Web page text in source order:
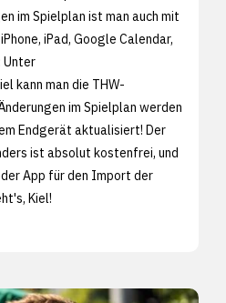
im Spielplan ist man auch mit
iPad, Google Calendar,
Unter
kann man die THW-
im Spielplan werden
Endgerät aktualisiert! Der
ist absolut kostenfrei, und
App für den Import der
Kiel!